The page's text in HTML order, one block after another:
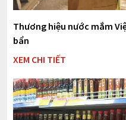
Thương hiệu nước mắm
bẩn
XEM CHI TIẾT